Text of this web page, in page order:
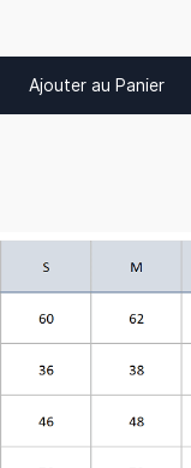
Ajouter au Panier